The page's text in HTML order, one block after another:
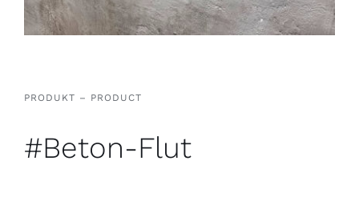
PRODUKT – PRODUCT
#Beton-Flut